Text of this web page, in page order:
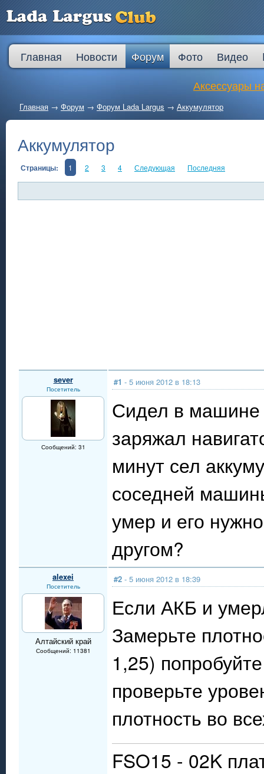
Главная Новости Форум Фото Видео
Аксессуары
Главная → Форум → Форум Lada Largus → Аккумулятор
Аккумулятор
Страницы: 1 2 3 4 Следующая Последняя
sever
Посетитель
Сообщений: 31
#1 - 5 июня 2012 в 18:13
Сидел в машине
заряжал
минут сел
соседней
умер и его
другом?
alexei
Посетитель
Алтайский край
Сообщений: 11381
#2 - 5 июня 2012 в 18:39
Если АКБ и
Замерьте
1,25)
проверьте
плотность во
FSO15 - 02K